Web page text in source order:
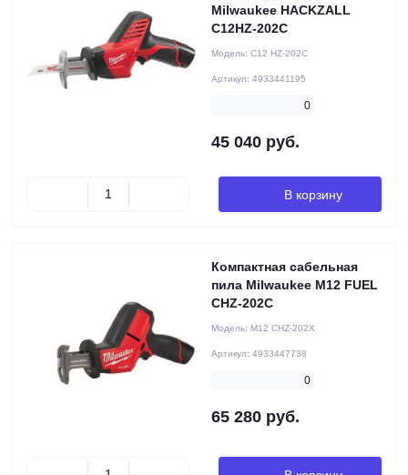
Milwaukee HACKZALL
C12HZ-202С
Модель: C12 HZ-202C
Артикул: 4933441195
0
45 040 руб.
В корзину
Компактная сабельная
пила Milwaukee M12 FUEL
CHZ-202C
Модель: M12 CHZ-202X
Артикул: 4933447738
0
65 280 руб.